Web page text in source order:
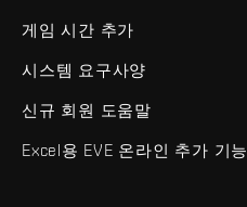
게임 시간 추가
시스템 요구사양
신규 회원 도움말
Excel용 EVE 온라인 추가 기능